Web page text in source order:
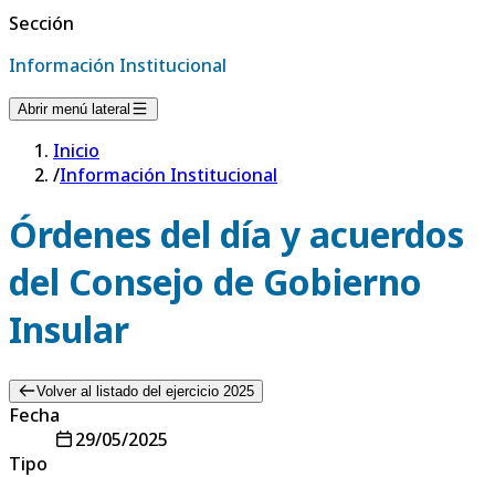
Sección
Información Institucional
Abrir menú lateral
Inicio
/Información Institucional
Órdenes del día y acuerdos
del Consejo de Gobierno
Insular
Volver al listado del ejercicio 2025
Fecha
29/05/2025
Tipo